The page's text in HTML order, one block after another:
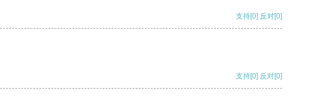
支持[0] 反对[0]
支持[0] 反对[0]